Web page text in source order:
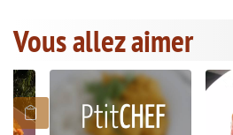
Vous allez aimer